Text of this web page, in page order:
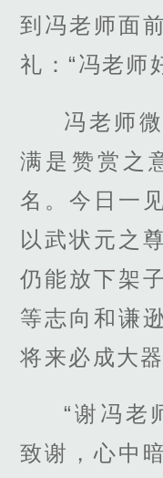
到冯老师面
礼：“冯老师
冯老师
满是赞赏之
名。今日一
以武状元之
仍能放下架
等志向和谦
将来必成大
“谢冯老
致谢，心中